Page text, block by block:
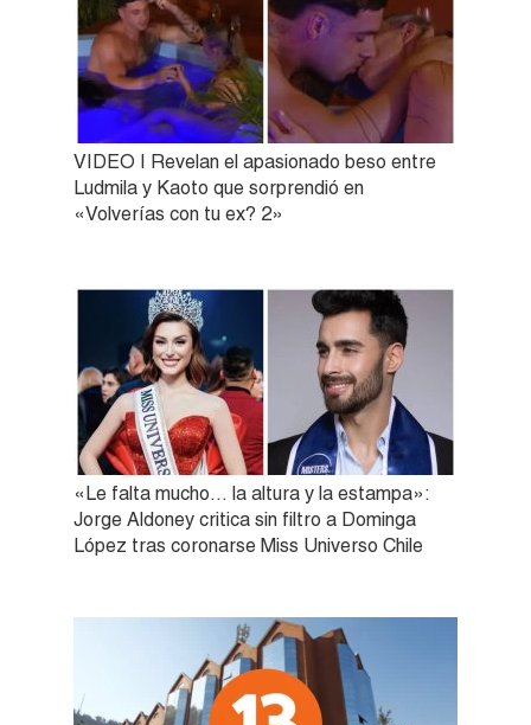
VIDEO | Revelan el apasionado beso entre
Ludmila y Kaoto que sorprendió en
«Volverías con tu ex? 2»
«Le falta mucho… la altura y la estampa»:
Jorge Aldoney critica sin filtro a Dominga
López tras coronarse Miss Universo Chile